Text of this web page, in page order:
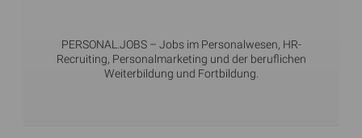
PERSONAL.JOBS– Jobs im Personalwesen, HR-
Recruiting, Personalmarketing und der beruflichen
Weiterbildung und Fortbildung.